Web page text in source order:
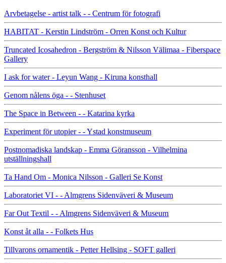
Arvbetagelse - artist talk - - Centrum för fotografi
HABITAT - Kerstin Lindström - Orren Konst och Kultur
Truncated Icosahedron - Bergström & Nilsson Välimaa - Fiberspace
Gallery
I ask for water - Leyun Wang - Kiruna konsthall
Genom nålens öga - - Stenhuset
The Space in Between - - Katarina kyrka
Experiment för utopier - - Ystad konstmuseum
Postnomadiska landskap - Emma Göransson - Vilhelmina
utställningshall
Ta Hand Om - Monica Nilsson - Galleri Se Konst
Laboratoriet VI - - Almgrens Sidenväveri & Museum
Far Out Textil - - Almgrens Sidenväveri & Museum
Konst åt alla - - Folkets Hus
Tillvarons ornamentik - Petter Hellsing - SOFT galleri